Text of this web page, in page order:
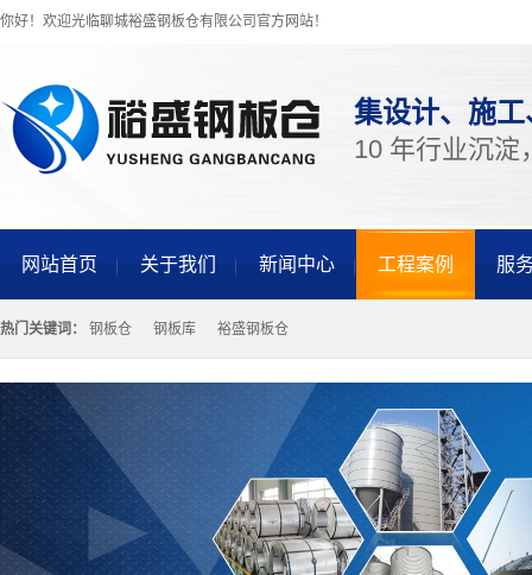
你好！欢迎光临聊城裕盛钢板仓有限公司官方网站！
集设计、施
10 年行业沉淀
网站首页 关于我们 新闻中心 工程案例 服
热门关键词： 钢板仓 钢板库 裕盛钢板仓